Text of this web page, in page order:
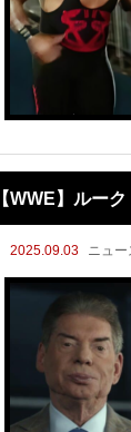
【WWE】ルー
―“WWEが妙な
2025.09.03 ニュー